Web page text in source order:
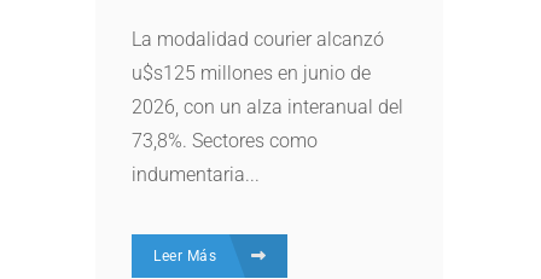
La modalidad courier alcanzó
u$s125 millones en junio de
2026, con un alza interanual del
73,8%. Sectores como
indumentaria...
Leer Más